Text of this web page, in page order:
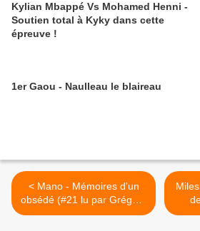
Kylian Mbappé Vs Mohamed Henni -
Soutien total à Kyky dans cette
épreuve !
1er Gaou - Naulleau le blaireau
< Mano - Mémoires d'un
obsédé (#21 lu par Grégory
Protche)